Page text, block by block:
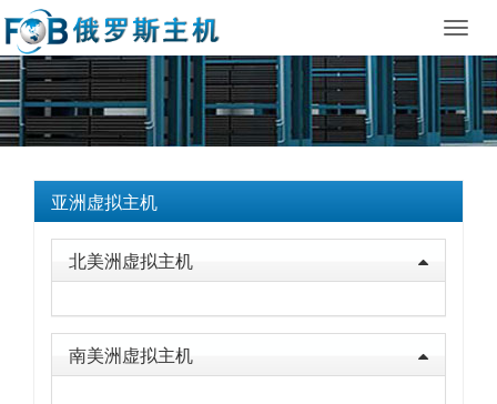
亚洲虚拟主机
北美洲虚拟主机
南美洲虚拟主机